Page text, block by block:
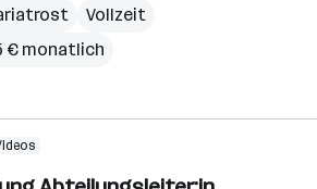
Vollzeit
€ monatlich